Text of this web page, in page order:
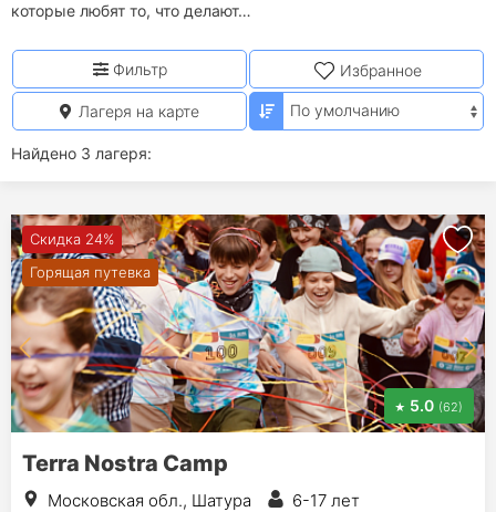
которые любят то, что делают…
Найдено 3 лагеря:
Фильтр Избранное
Лагеря на карте
Скидка 24%
Горящая путевка
5.0 (62)
Terra Nostra Camp
Московская обл., Шатура
6-17 лет